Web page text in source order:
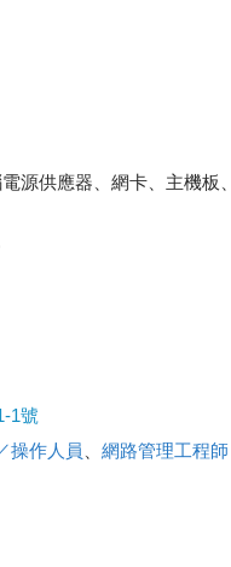
源供應器、網卡、主機板
1號
操作人員
網路管理工程師